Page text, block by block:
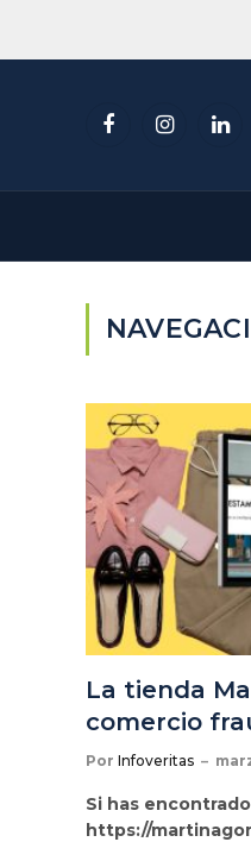
FacebookInstagram
La tienda
comercio
Por Infoveritas
Si has
https://